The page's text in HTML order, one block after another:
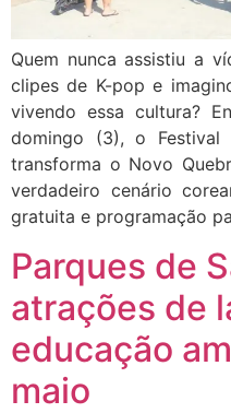
Quem nunca assistiu a
clipes de K-pop e
vivendo essa cultura?
domingo (3), o Festival
transforma o Novo
verdadeiro cenário
gratuita e programação
Parques de
atrações de
educação
maio